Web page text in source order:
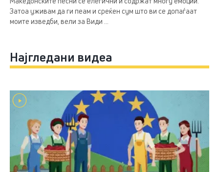
Затоа уживам да ги пеам и среќен сум што ви се допаѓаат
моите изведби, вели за Види ...
Најгледани видеа